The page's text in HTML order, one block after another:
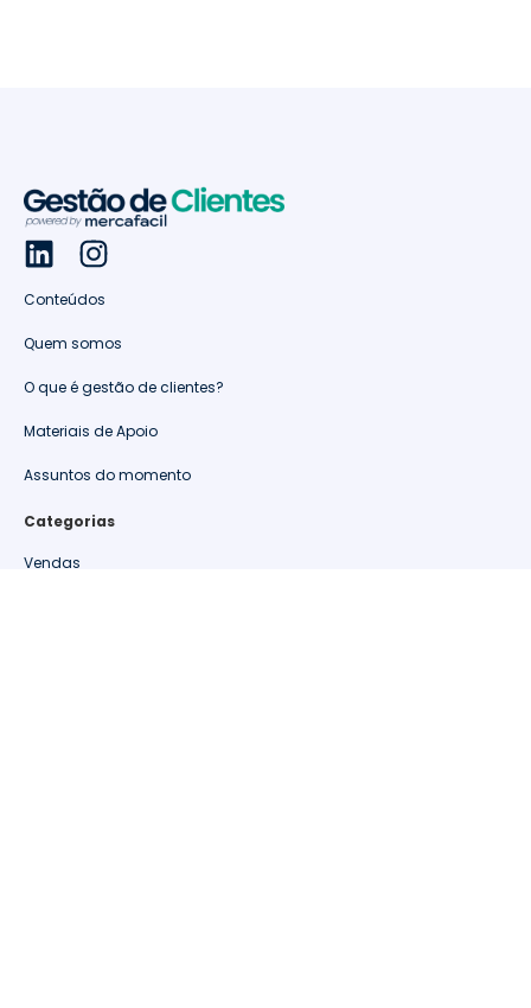
Conteúdos
Quem somos
O que é gestão de clientes?
Materiais de Apoio
Assuntos do momento
Categorias
Vendas